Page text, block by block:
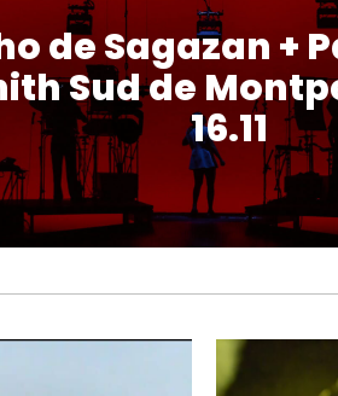
de Sagazan +
Sud de
16.11